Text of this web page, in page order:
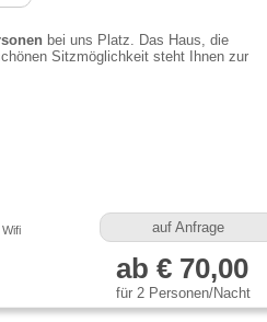
bei uns Platz. Das Haus, die
Sitzmöglichkeit steht Ihnen zur
auf Anfrage
ab € 70,00
für 2 Personen/Nacht